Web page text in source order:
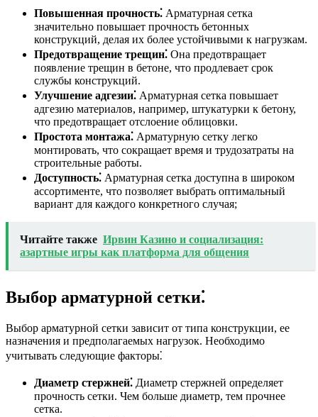
Повышенная прочность⁚ Арматурная сетка
значительно повышает прочность бетонных
конструкций, делая их более устойчивыми к нагрузкам.
Предотвращение трещин⁚ Она предотвращает
появление трещин в бетоне, что продлевает срок
службы конструкций.
Улучшение адгезии⁚ Арматурная сетка повышает
адгезию материалов, например, штукатурки к бетону,
что предотвращает отслоение облицовки.
Простота монтажа⁚ Арматурную сетку легко
монтировать, что сокращает время и трудозатраты на
строительные работы.
Доступность⁚ Арматурная сетка доступна в широком
ассортименте, что позволяет выбрать оптимальный
вариант для каждого конкретного случая;
Читайте также Ирвин Казино и социализация:
азартные игры как платформа для общения
Выбор арматурной сетки⁚
Выбор арматурной сетки зависит от типа конструкции, ее
назначения и предполагаемых нагрузок. Необходимо
учитывать следующие факторы⁚
Диаметр стержней⁚ Диаметр стержней определяет
прочность сетки. Чем больше диаметр, тем прочнее
сетка.